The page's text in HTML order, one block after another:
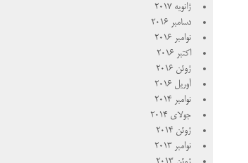
ژانویه 2017
دسامبر 2016
نوامبر 2016
اکتبر 2016
ژوئن 2016
آوریل 2016
نوامبر 2014
جولای 2014
ژوئن 2014
نوامبر 2013